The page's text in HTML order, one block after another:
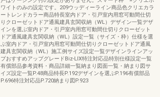
ワイトのみの設定です。209ウッディーライン商品色クリエカラ
ートレンドカラー商品特長室内ドア・引戸室内用窓可動間仕切
りクローゼットドア通風建具玄関収納（WL）デザイン一覧デザ
インを選ぶ室内ドア・引戸室内用窓可動間仕切りクローゼット
ドア通風建具玄関収納（WL）設定一覧（サイズ・枠）仕様を選
ぶ室内ドア・引戸室内用窓可動間仕切りクローゼットドア通風
建具玄関収納（WL）施工例サイズ設定一覧デザインラインアッ
プおすすめアップグレードBiz-LIX特注対応品特別仕様設定一覧
有償部品参考資料・商品詳細一覧納まり図面一覧・納まり図サ
イズ設定一覧P.48商品特長P.192デザインを選ぶP.196有償部品
P.696特注対応品P.720納まり図P.923